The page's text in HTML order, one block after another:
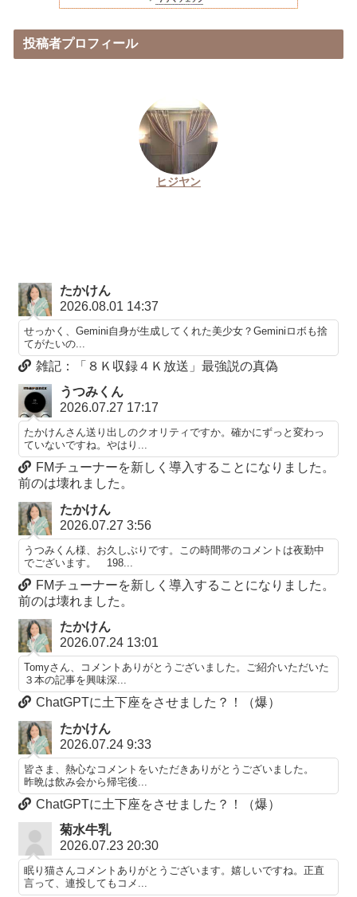
投稿者プロフィール
ヒジヤン
たかけん
2026.08.01 14:37
せっかく、Gemini自身が生成してくれた美少女？Geminiロボも捨
てがたいの...
雑記：「８Ｋ収録４Ｋ放送」最強説の真偽
うつみくん
2026.07.27 17:17
たかけんさん送り出しのクオリティですか。確かにずっと変わっ
ていないですね。やはり...
FMチューナーを新しく導入することになりました。
前のは壊れました。
たかけん
2026.07.27 3:56
うつみくん様、お久しぶりです。この時間帯のコメントは夜勤中
でございます。 198...
FMチューナーを新しく導入することになりました。
前のは壊れました。
たかけん
2026.07.24 13:01
Tomyさん、コメントありがとうございました。ご紹介いただいた
３本の記事を興味深...
ChatGPTに土下座をさせました？！（爆）
たかけん
2026.07.24 9:33
皆さま、熱心なコメントをいただきありがとうございました。
昨晩は飲み会から帰宅後...
ChatGPTに土下座をさせました？！（爆）
菊水牛乳
2026.07.23 20:30
眠り猫さんコメントありがとうございます。嬉しいですね。正直
言って、連投してもコメ...